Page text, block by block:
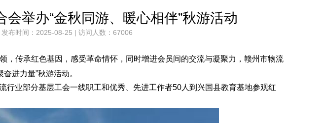
举办“金秋同游、暖心相伴”秋游活动
布时间：2025-08-25 | 访问人数：67006
，传承红色基因，感受革命情怀，同时增进会员间的交流与凝聚力，赣州市物流
进力量”秋游活动。
行业部分基层工会一线职工和优秀、先进工作者50人 到兴国县教育基地参观红